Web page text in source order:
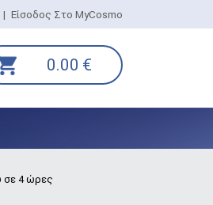
| Είσοδος Στο MyCosmo
0.00 €
σε 4 ώρες